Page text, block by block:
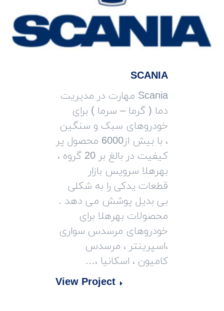
SCANIA
Scania مهارت در مدیریت
دما ( گرما – سرما ) برای
خودروهای سبک و سنگین
، با بیش از6000 محصول پر
کیفیت در بالغ بر 20 گروه ،
بهرهلا سرویس بازار
قطعات یدکی را به شکلی
بی بدیل پوشش می دهد .
محصولات بهرهلا برای
خودروهای مرسدس سواری
،اسپرینتر ، مرسدس
کامیون ، اسکانیا ،…
View Project